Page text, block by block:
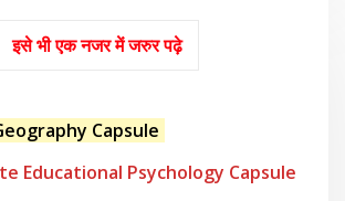
इसे भी एक नजर में जरुर पढ़े
Capsule
Educational Psychology Capsule